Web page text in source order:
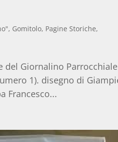
, Gomitolo, Pagine Storiche,
del Giornalino Parrocchiale
1). disegno di
Francesco...